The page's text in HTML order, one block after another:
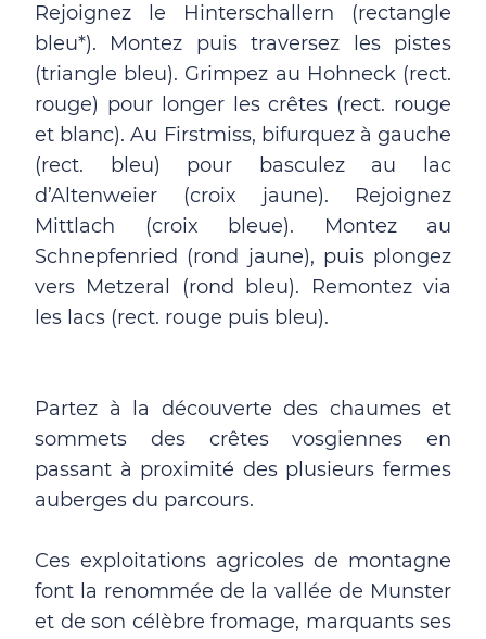
Rejoignez le Hinterschallern (rectangle
bleu*). Montez puis traversez les pistes
(triangle bleu). Grimpez au Hohneck (rect.
rouge) pour longer les crêtes (rect. rouge
et blanc). Au Firstmiss, bifurquez à gauche
(rect. bleu) pour basculez au lac
d’Altenweier (croix jaune). Rejoignez
Mittlach (croix bleue). Montez au
Schnepfenried (rond jaune), puis plongez
vers Metzeral (rond bleu). Remontez via
les lacs (rect. rouge puis bleu).
Partez à la découverte des chaumes et
sommets des crêtes vosgiennes en
passant à proximité des plusieurs fermes
auberges du parcours.
Ces exploitations agricoles de montagne
font la renommée de la vallée de Munster
et de son célèbre fromage, marquants ses